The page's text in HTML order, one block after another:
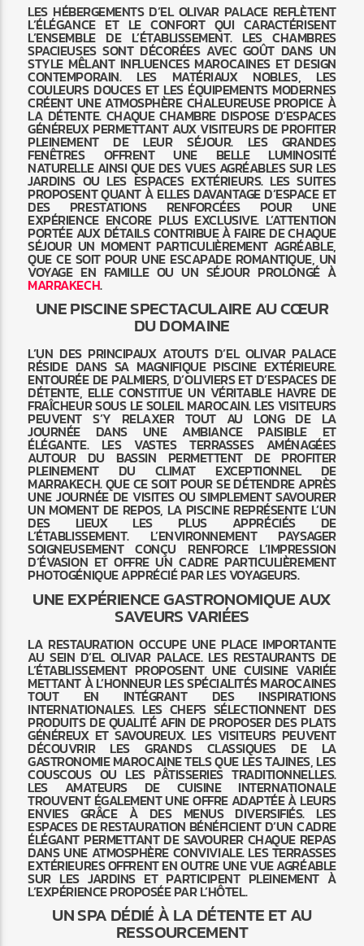
LES HÉBERGEMENTS D’EL OLIVAR PALACE REFLÈTENT
L’ÉLÉGANCE ET LE CONFORT QUI CARACTÉRISENT
L’ENSEMBLE DE L’ÉTABLISSEMENT. LES CHAMBRES
SPACIEUSES SONT DÉCORÉES AVEC GOÛT DANS UN
STYLE MÊLANT INFLUENCES MAROCAINES ET DESIGN
CONTEMPORAIN. LES MATÉRIAUX NOBLES, LES
COULEURS DOUCES ET LES ÉQUIPEMENTS MODERNES
CRÉENT UNE ATMOSPHÈRE CHALEUREUSE PROPICE À
LA DÉTENTE. CHAQUE CHAMBRE DISPOSE D’ESPACES
GÉNÉREUX PERMETTANT AUX VISITEURS DE PROFITER
PLEINEMENT DE LEUR SÉJOUR. LES GRANDES
FENÊTRES OFFRENT UNE BELLE LUMINOSITÉ
NATURELLE AINSI QUE DES VUES AGRÉABLES SUR LES
JARDINS OU LES ESPACES EXTÉRIEURS. LES SUITES
PROPOSENT QUANT À ELLES DAVANTAGE D’ESPACE ET
DES PRESTATIONS RENFORCÉES POUR UNE
EXPÉRIENCE ENCORE PLUS EXCLUSIVE. L’ATTENTION
PORTÉE AUX DÉTAILS CONTRIBUE À FAIRE DE CHAQUE
SÉJOUR UN MOMENT PARTICULIÈREMENT AGRÉABLE,
QUE CE SOIT POUR UNE ESCAPADE ROMANTIQUE, UN
VOYAGE EN FAMILLE OU UN SÉJOUR PROLONGÉ À
MARRAKECH.
UNE PISCINE SPECTACULAIRE AU CŒUR
DU DOMAINE
L’UN DES PRINCIPAUX ATOUTS D’EL OLIVAR PALACE
RÉSIDE DANS SA MAGNIFIQUE PISCINE EXTÉRIEURE.
ENTOURÉE DE PALMIERS, D’OLIVIERS ET D’ESPACES DE
DÉTENTE, ELLE CONSTITUE UN VÉRITABLE HAVRE DE
FRAÎCHEUR SOUS LE SOLEIL MAROCAIN. LES VISITEURS
PEUVENT S’Y RELAXER TOUT AU LONG DE LA
JOURNÉE DANS UNE AMBIANCE PAISIBLE ET
ÉLÉGANTE. LES VASTES TERRASSES AMÉNAGÉES
AUTOUR DU BASSIN PERMETTENT DE PROFITER
PLEINEMENT DU CLIMAT EXCEPTIONNEL DE
MARRAKECH. QUE CE SOIT POUR SE DÉTENDRE APRÈS
UNE JOURNÉE DE VISITES OU SIMPLEMENT SAVOURER
UN MOMENT DE REPOS, LA PISCINE REPRÉSENTE L’UN
DES LIEUX LES PLUS APPRÉCIÉS DE
L’ÉTABLISSEMENT. L’ENVIRONNEMENT PAYSAGER
SOIGNEUSEMENT CONÇU RENFORCE L’IMPRESSION
D’ÉVASION ET OFFRE UN CADRE PARTICULIÈREMENT
PHOTOGÉNIQUE APPRÉCIÉ PAR LES VOYAGEURS.
UNE EXPÉRIENCE GASTRONOMIQUE AUX
SAVEURS VARIÉES
LA RESTAURATION OCCUPE UNE PLACE IMPORTANTE
AU SEIN D’EL OLIVAR PALACE. LES RESTAURANTS DE
L’ÉTABLISSEMENT PROPOSENT UNE CUISINE VARIÉE
METTANT À L’HONNEUR LES SPÉCIALITÉS MAROCAINES
TOUT EN INTÉGRANT DES INSPIRATIONS
INTERNATIONALES. LES CHEFS SÉLECTIONNENT DES
PRODUITS DE QUALITÉ AFIN DE PROPOSER DES PLATS
GÉNÉREUX ET SAVOUREUX. LES VISITEURS PEUVENT
DÉCOUVRIR LES GRANDS CLASSIQUES DE LA
GASTRONOMIE MAROCAINE TELS QUE LES TAJINES, LES
COUSCOUS OU LES PÂTISSERIES TRADITIONNELLES.
LES AMATEURS DE CUISINE INTERNATIONALE
TROUVENT ÉGALEMENT UNE OFFRE ADAPTÉE À LEURS
ENVIES GRÂCE À DES MENUS DIVERSIFIÉS. LES
ESPACES DE RESTAURATION BÉNÉFICIENT D’UN CADRE
ÉLÉGANT PERMETTANT DE SAVOURER CHAQUE REPAS
DANS UNE ATMOSPHÈRE CONVIVIALE. LES TERRASSES
EXTÉRIEURES OFFRENT EN OUTRE UNE VUE AGRÉABLE
SUR LES JARDINS ET PARTICIPENT PLEINEMENT À
L’EXPÉRIENCE PROPOSÉE PAR L’HÔTEL.
UN SPA DÉDIÉ À LA DÉTENTE ET AU
RESSOURCEMENT